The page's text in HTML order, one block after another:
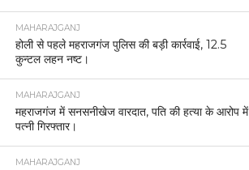
MAHARAJGANJ
होली से पहले महराजगंज पुलिस की बड़ी कार्रवाई, 12.5
कुन्टल लहन नष्ट।
MAHARAJGANJ
महराजगंज में सनसनीखेज वारदात, पति की हत्या के आरोप में
पत्नी गिरफ्तार।
MAHARAJGANJ